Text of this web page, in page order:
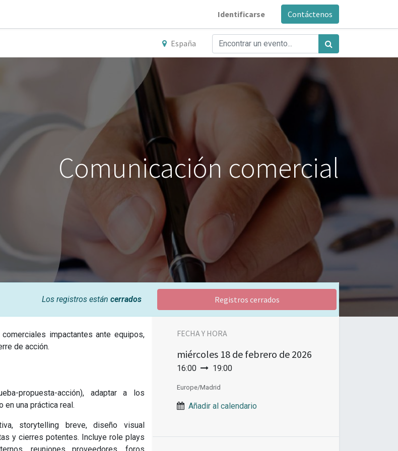
Identificarse Contáctenos
España
Comunicación comercial
Los registros están cerrados Registros cerrados
impactantes ante equipos,
de acción.
propuesta-acción), adaptar a los
en una práctica real.
storytelling breve, diseño visual
y cierres potentes. Incluye role plays
FECHA Y HORA
miércoles 18 de febrero de 2026
16:00 19:00
Europe/Madrid
Añadir al calendario